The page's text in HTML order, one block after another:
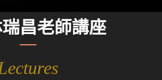
昌老師講座